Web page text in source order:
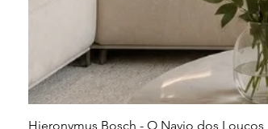
Hieronymus Bosch - O Navio dos Loucos